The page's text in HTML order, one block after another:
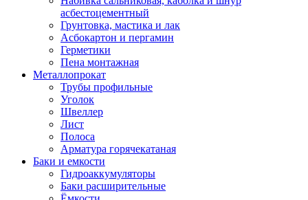
асбестоцементный
Грунтовка, мастика и лак
Асбокартон и пергамин
Герметики
Пена монтажная
Металлопрокат
Трубы профильные
Уголок
Швеллер
Лист
Полоса
Арматура горячекатаная
Баки и емкости
Гидроаккумуляторы
Баки расширительные